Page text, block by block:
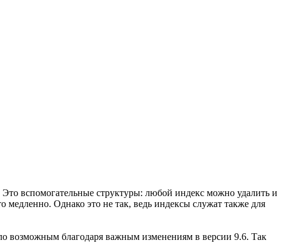
вспомогательные структуры: любой индекс можно удалить и
Однако это не так, ведь индексы служат также для
возможным благодаря важным изменениям в версии 9.6. Так